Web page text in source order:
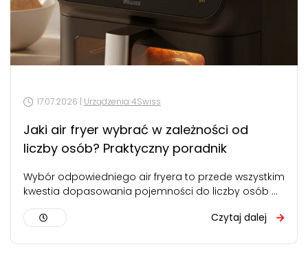
17.07.2026 | Urządzenia 4Swiss
Jaki air fryer wybrać w zależności od
liczby osób? Praktyczny poradnik
Wybór odpowiedniego air fryera to przede wszystkim
kwestia dopasowania pojemności do liczby osób w
domu. Za mały – będziesz gotować…
Czytaj dalej